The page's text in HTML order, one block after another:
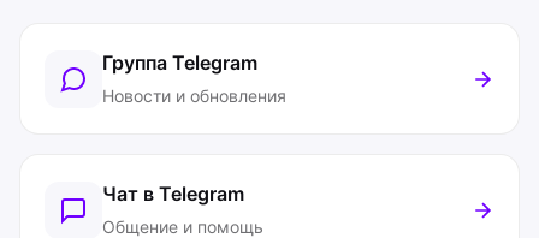
Группа Telegram
Новости и обновления
Чат в Telegram
Общение и помощь